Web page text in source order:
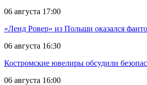
06 августа 17:00
«Ленд Ровер» из Польши оказался
06 августа 16:30
Костромские ювелиры обсудили
06 августа 16:00